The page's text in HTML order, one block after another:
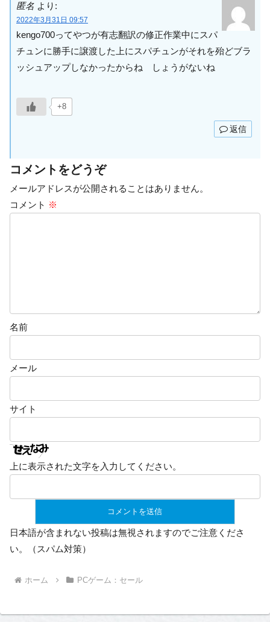
匿名 より:
2022年3月31日 09:57
kengo700ってやつが有志翻訳の修正作業中にスパ
チュンに勝手に譲渡した上にスパチュンがそれを殆どブラ
ッシュアップしなかったからね しょうがないね
+8
返信
コメントをどうぞ
メールアドレスが公開されることはありません。
コメント ※
名前
メール
サイト
上に表示された文字を入力してください。
日本語が含まれない投稿は無視されますのでご注意くださ
い。（スパム対策）
ホーム PCゲーム：セール